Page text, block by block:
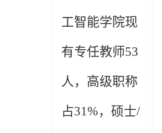
工智能学院现
有专任教师53
人，高级职称
占31%，硕士/